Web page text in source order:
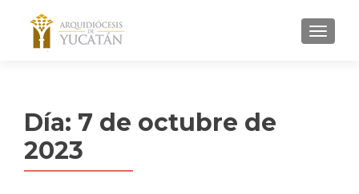
MENU
Día: 7 de octubre de
2023